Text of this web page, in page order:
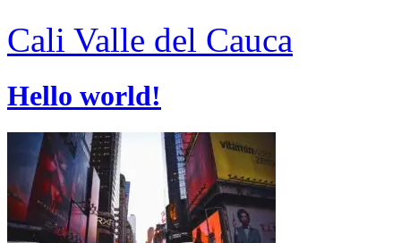
Cali Valle del Cauca
Hello world!